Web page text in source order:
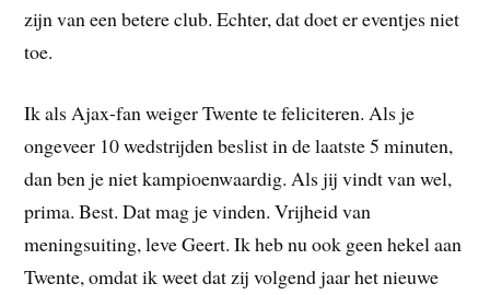
zijn van een betere club. Echter, dat doet er eventjes niet
toe.
Ik als Ajax-fan weiger Twente te feliciteren. Als je
ongeveer 10 wedstrijden beslist in de laatste 5 minuten,
dan ben je niet kampioenwaardig. Als jij vindt van wel,
prima. Best. Dat mag je vinden. Vrijheid van
meningsuiting, leve Geert. Ik heb nu ook geen hekel aan
Twente, omdat ik weet dat zij volgend jaar het nieuwe